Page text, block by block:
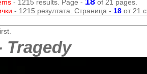
- 1215 results. Page -
of 21 pages.
- 1215 резултата. Страница - 18от 21
Tragedy